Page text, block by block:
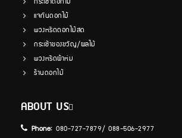
แจกันดอกไม้
พวงหรีดดอกไม้สด
กระเช้าของขวัญ/ผลไม้
พวงหรีดผ้าห่ม
ร้านดอกไม้
ABOUT US
Phone:080-727-7879/ 088-506-2977